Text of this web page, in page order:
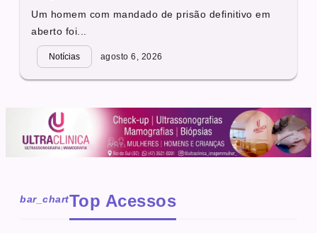
Um homem com mandado de prisão definitivo em
aberto foi...
Notícias agosto 6, 2026
bar_chartTop Acessos